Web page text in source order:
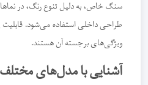
سنگ خاص، به دلیل تنوع رنگ، در
طراحی داخلی استفاده می‌شود. قابلیت
ویژگی‌های برجسته آن هستند.
آشنایی با مدل‌های مختلف